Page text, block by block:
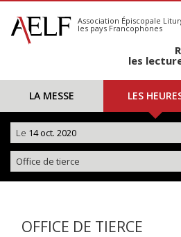
S'abonner
Calendrier
Association Épiscopale
les pays Francophones
les
LA MESSE LES
Le 14 oct. 2020
Office de tierce
OFFICE DE TIERCE